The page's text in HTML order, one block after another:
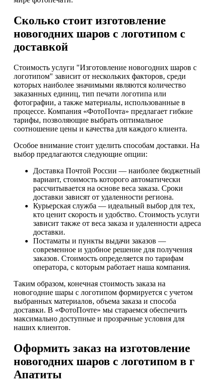
Сколько стоит изготовление
новогодних шаров с логотипом с
доставкой
Стоимость услуги "Изготовление новогодних шаров с
логотипом" зависит от нескольких факторов, среди
которых наиболее значимыми являются количество
заказанных единиц, тип печати логотипа или
фотографии, а также материалы, использованные в
процессе. Компания «ФотоПочта» предлагает гибкие
тарифы, позволяющие выбрать оптимальное
соотношение цены и качества для каждого клиента.
Особое внимание стоит уделить способам доставки. На
выбор предлагаются следующие опции:
Доставка Почтой России — наиболее бюджетный
вариант, стоимость которого автоматически
рассчитывается на основе веса заказа. Сроки
доставки зависят от удаленности региона.
Курьерская служба — идеальный выбор для тех,
кто ценит скорость и удобство. Стоимость услуги
зависит также от веса заказа и удаленности адреса
доставки.
Постаматы и пункты выдачи заказов —
современное и удобное решение для получения
заказов. Стоимость определяется по тарифам
оператора, с которым работает наша компания.
Таким образом, конечная стоимость заказа на
новогодние шары с логотипом формируется с учетом
выбранных материалов, объема заказа и способа
доставки. В «ФотоПочте» мы стараемся обеспечить
максимально доступные и прозрачные условия для
наших клиентов.
Оформить заказ на изготовление
новогодних шаров с логотипом в г
Апатиты